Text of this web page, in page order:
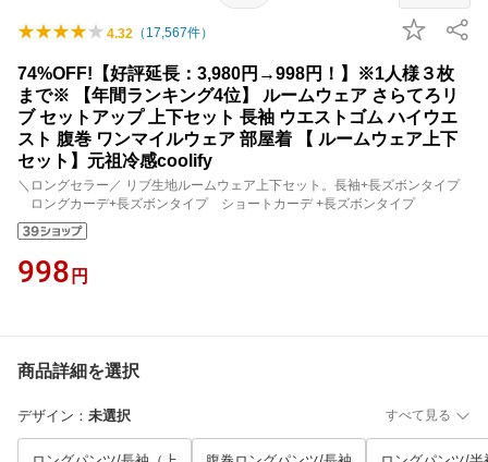
4.32 （ 17,567件）
74%OFF!【好評延長：3,980円→998円！】※1人様３枚
まで※ 【年間ランキング4位】 ルームウェア さらてろリ
ブ セットアップ 上下セット 長袖 ウエストゴム ハイウエ
スト 腹巻 ワンマイルウェア 部屋着 【 ルームウェア上下
セット】元祖冷感coolify
＼ロングセラー／ リブ生地ルームウェア上下セット。長袖+長ズボンタイプ
ロングカーデ+長ズボンタイプ ショートカーデ +長ズボンタイプ
998 円
商品詳細を選択
デザイン ： 未選択 すべて見る